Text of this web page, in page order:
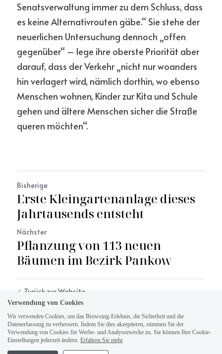
Senatsverwaltung immer zu dem Schluss, dass
es keine Alternativrouten gäbe.“ Sie stehe der
neuerlichen Untersuchung dennoch „offen
gegenüber“ – lege ihre oberste Priorität aber
darauf, dass der Verkehr „nicht nur woanders
hin verlagert wird, nämlich dorthin, wo ebenso
Menschen wohnen, Kinder zur Kita und Schule
gehen und ältere Menschen sicher die Straße
queren möchten“.
Bisherige
Erste Kleingartenanlage dieses
Jahrtausends entsteht
Nächster
Pflanzung von 113 neuen
Bäumen im Bezirk Pankow
Zurück zur Website
Verwendung von Cookies
Wir verwenden Cookies, um das Browsing-Erlebnis, die Sicherheit und die
Datenerfassung zu verbessern. Indem Sie dies akzeptieren, stimmen Sie der
Verwendung von Cookies für Werbe- und Analysezwecke zu. Sie können Ihre Cookie-
Einstellungen jederzeit ändern. Erfahren Sie mehr